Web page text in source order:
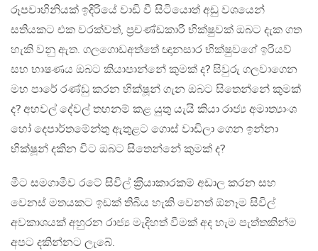
රූපවාහිනියක් ඉදිරියේ වාඩි වී සිටියොත් අඩු වශයෙන්
සතියකට එක වරක්වත්, ප‍්‍රචණ්ඩකාරී භික්ෂුවක් ඔබට දැක ගත
හැකි වනු ඇත. ගලගොඩඅත්තේ ඥානසාර භික්ෂුවගේ ඉරියව්
සහ භාෂණය ඔබට කියාපාන්නේ කුමක් ද? සිවුරු ගලවාගෙන
මහ පාරේ රණ්ඩු කරන භික්ෂූන් ගැන ඔබට සිතෙන්නේ කුමක්
ද? අහවල් දේවල් තහනම් කළ යුතු යැයි කියා රාජ්‍ය අමාත්‍යාංශ
හෝ දෙපාර්තමේන්තු ඇතුළට ගොස් වාඩිලා ගෙන ඉන්නා
භික්ෂූන් දකින විට ඔබට සිතෙන්නේ කුමක් ද?
මීට සමගාමීව රටේ සිවිල් ක‍්‍රියාකාරකම් අඩාල කරන සහ
වෙනස් මතයකට ඉඩක් තිබිය හැකි වෙනත් ඕනෑම සිවිල්
අවකාශයක් අහුරන රාජ්‍ය මැදිහත් වීමක් අද හැම පැත්තකින්ම
අපට දකින්නට ලැබේ.